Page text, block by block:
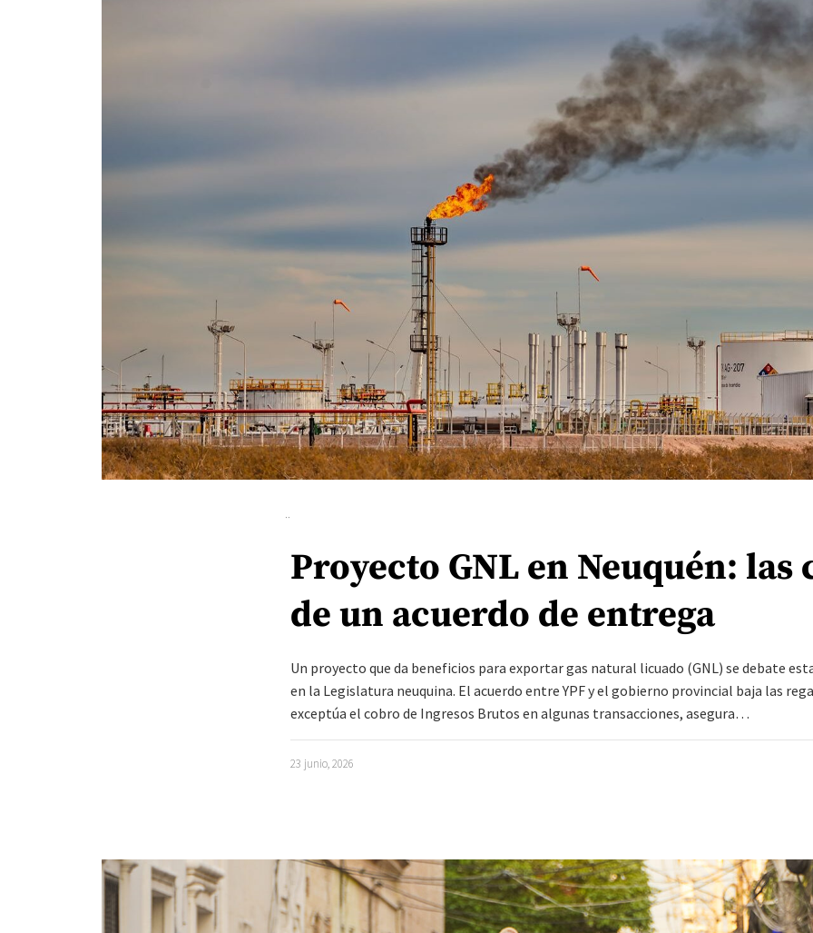
Proyecto GNL en Neuquén: las
de un acuerdo de entrega
Un proyecto que da beneficios para exportar gas natural licuado (GNL) se debate
en la Legislatura neuquina. El acuerdo entre YPF y el gobierno provincial baja las
exceptúa el cobro de Ingresos Brutos en algunas transacciones, asegura…
23 junio, 2026